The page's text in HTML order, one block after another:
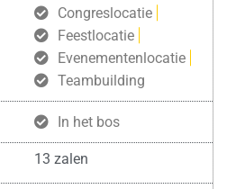
Congreslocatie
Feestlocatie
Evenementenlocatie
Teambuilding
In het bos
13 zalen